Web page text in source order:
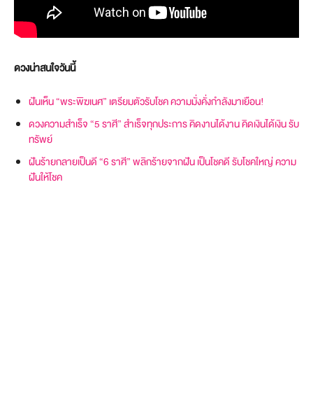
ดวงน่าสนใจวันนี้
ฝันเห็น “พระพิฆเนศ” เตรียมตัวรับโชค ความมั่งคั่งกำลังมาเยือน!
ดวงความสำเร็จ “5 ราศี” สำเร็จทุกประการ คิดงานได้งาน คิดเงินได้เงิน รับ
ทรัพย์
ฝันร้ายกลายเป็นดี “6 ราศี” พลิกร้ายจากฝัน เป็นโชคดี รับโชคใหญ่ ความ
ฝันให้โชค